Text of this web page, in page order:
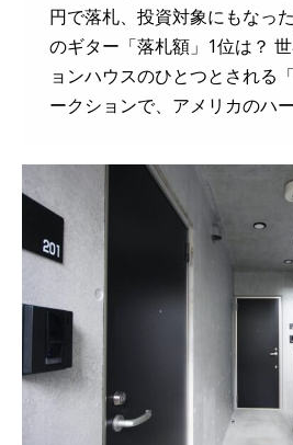
円で落札、投資対象にもなっ
のギター「落札額」1位は？
ョンハウスのひとつとされる
ークションで、アメリカのハ